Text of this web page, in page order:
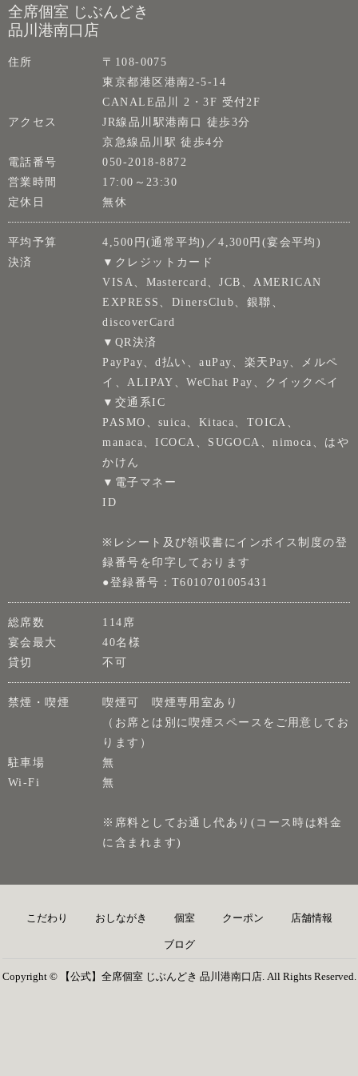
全席個室 じぶんどき
品川港南口店
住所
〒108-0075
東京都港区港南2-5-14
CANALE品川 2・3F 受付2F
アクセス
JR線品川駅港南口 徒歩3分
京急線品川駅 徒歩4分
電話番号
050-2018-8872
営業時間
17:00～23:30
定休日
無休
平均予算
4,500円(通常平均)／4,300円(宴会平均)
決済
▼クレジットカード
VISA、Mastercard、JCB、AMERICAN
EXPRESS、DinersClub、銀聯、
discoverCard
▼QR決済
PayPay、d払い、auPay、楽天Pay、メルペ
イ、ALIPAY、WeChat Pay、クイックペイ
▼交通系IC
PASMO、suica、Kitaca、TOICA、
manaca、ICOCA、SUGOCA、nimoca、はや
かけん
▼電子マネー
ID
※レシート及び領収書にインボイス制度の登
録番号を印字しております
●登録番号：T6010701005431
総席数
114席
宴会最大
40名様
貸切
不可
禁煙・喫煙
喫煙可 喫煙専用室あり
（お席とは別に喫煙スペースをご用意してお
ります）
駐車場
無
Wi-Fi
無
※席料としてお通し代あり(コース時は料金
に含まれます)
こだわり おしながき 個室 クーポン 店舗情報
ブログ
Copyright © 【公式】全席個室 じぶんどき 品川港南口店. All Rights Reserved.